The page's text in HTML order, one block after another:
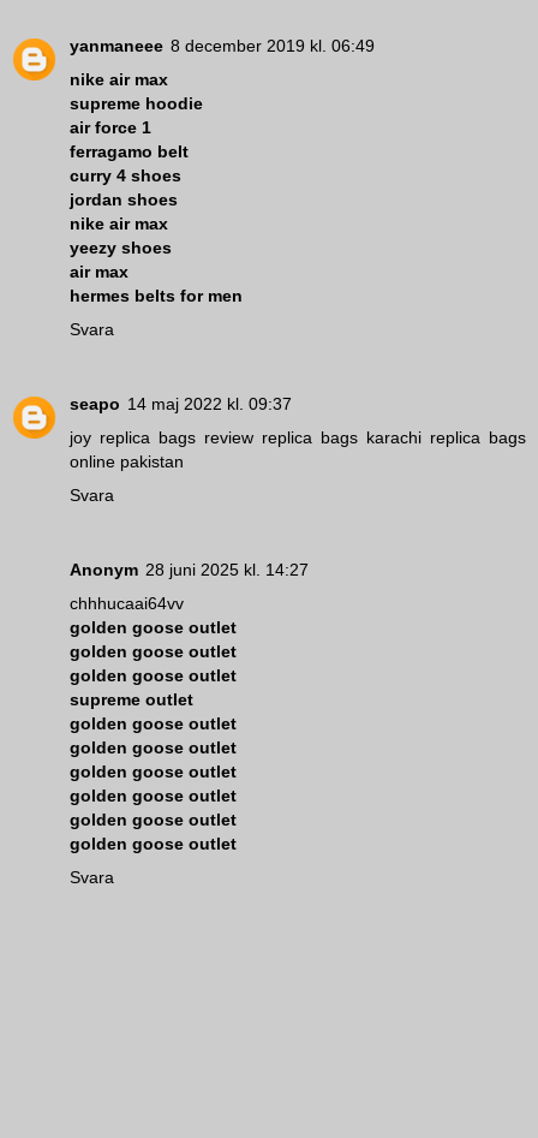
yanmaneee 8 december 2019 kl. 06:49
nike air max
supreme hoodie
air force 1
ferragamo belt
curry 4 shoes
jordan shoes
nike air max
yeezy shoes
air max
hermes belts for men
Svara
seapo 14 maj 2022 kl. 09:37
joy replica bags review replica bags karachi replica bags
online pakistan
Svara
Anonym 28 juni 2025 kl. 14:27
chhhucaai64vv
golden goose outlet
golden goose outlet
golden goose outlet
supreme outlet
golden goose outlet
golden goose outlet
golden goose outlet
golden goose outlet
golden goose outlet
golden goose outlet
Svara